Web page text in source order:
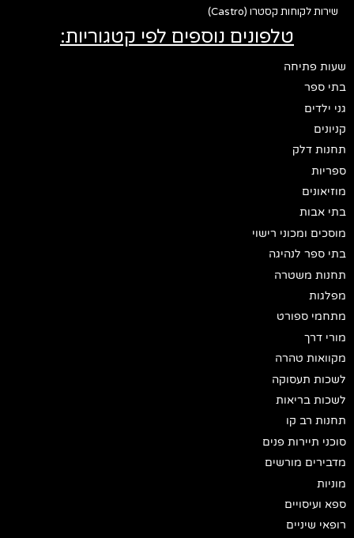
שירות לקוחות קסטרו (Castro)
טלפונים נוספים לפי קטגוריות:
שעות פתיחה
בתי ספר
גני ילדים
קניונים
תחנות דלק
ספריות
מוזיאונים
בתי אבות
מוסכים ומכוני רישוי
בתי ספר לנהיגה
תחנות משטרה
מפלגות
מתחמי ספורט
מורי דרך
מקוואות טהרה
לשכות תעסוקה
לשכות בריאות
תחנות רב קו
סוכני תיירות פנים
מדבירים מורשים
מוניות
ספא ועיסויים
רופאי שיניים